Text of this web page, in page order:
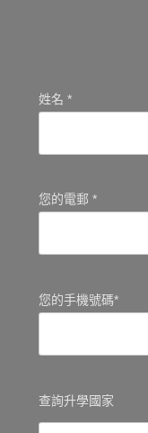
姓名 *
您的電郵 *
您的手機號碼*
查詢升學國家